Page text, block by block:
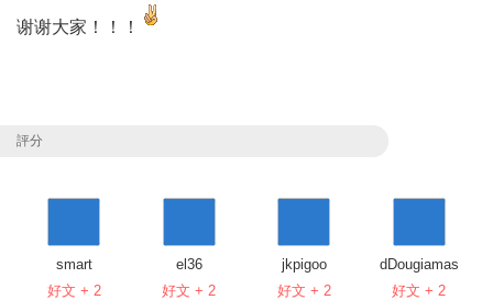
谢谢大家！！！
評分
smart
好文 + 2
el36
好文 + 2
jkpigoo
好文 + 2
dDougiamas
好文 + 2